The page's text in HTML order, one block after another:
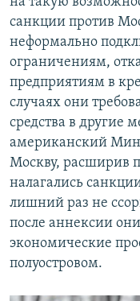
санкции против
неформально
ограничениям,
предприятиям в
случаях они
средства в другие
американский
Москву, расширив
налагались
лишний раз не
после аннексии
экономические
полуостровом.